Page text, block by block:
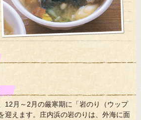
12月～2月の厳寒期に「岩のり（ウップ
迎えます。庄内浜の岩のりは、外海に面